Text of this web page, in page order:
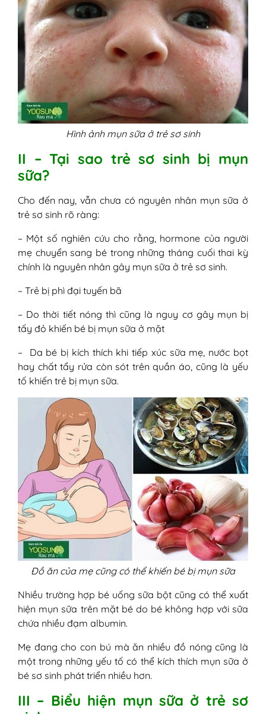
4. Trẻ sơ sinh bị mụn sữa có sao
không?
5. Phòng tránh mụn sữa cho bé sơ
sinh như thế nào?
Hình ảnh mụn sữa ở trẻ sơ sinh
II – Tại sao trẻ sơ sinh bị mụn
sữa?
Cho đến nay, vẫn chưa có nguyên nhân mụn sữa ở
trẻ sơ sinh rõ ràng:
– Một số nghiên cứu cho rằng, hormone của người
mẹ chuyển sang bé trong những tháng cuối thai kỳ
chính là nguyên nhân gây mụn sữa ở trẻ sơ sinh.
– Trẻ bị phì đại tuyến bã
– Do thời tiết nóng thì cũng là nguy cơ gây mụn bị
tấy đỏ khiến bé bị mụn sữa ở mặt
– Da bé bị kích thích khi tiếp xúc sữa mẹ, nước bọt
hay chất tẩy rửa còn sót trên quần áo, cũng là yếu
tố khiến trẻ bị mụn sữa.
Đồ ăn của mẹ cũng có thể khiến bé bị mụn sữa
Nhiều trường hợp bé uống sữa bột cũng có thể xuất
hiện mụn sữa trên mặt bé do bé không hợp với sữa
chứa nhiều đạm albumin.
Mẹ đang cho con bú mà ăn nhiều đồ nóng cũng là
một trong những yếu tố có thể kích thích mụn sữa ở
bé sơ sinh phát triển nhiều hơn.
III – Biểu hiện mụn sữa ở trẻ sơ